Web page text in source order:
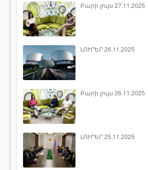
Բարի լույս 27.11.2025
ԼՈՒՐԵՐ 26.11.2025
Բարի լույս 26.11.2025
ԼՈՒՐԵՐ 25.11.2025